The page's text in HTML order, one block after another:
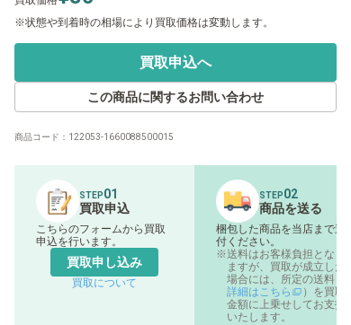
状態や到着時の相場により買取価格は変動します。
買取申込へ
この商品に関するお問い合わせ
商品コード： 122053-1660088500015
STEP01
買取申込
こちらのフォームから買取
申込を行います。
買取申し込み
買取について
STEP02
商品を送る
梱包した商品を当店まで送
付ください。
送料はお客様負担となり
ますが、買取が成立した
場合には、所定の送料（
詳細はこちら
）を買取
金額に上乗せしてお支払
いたします。